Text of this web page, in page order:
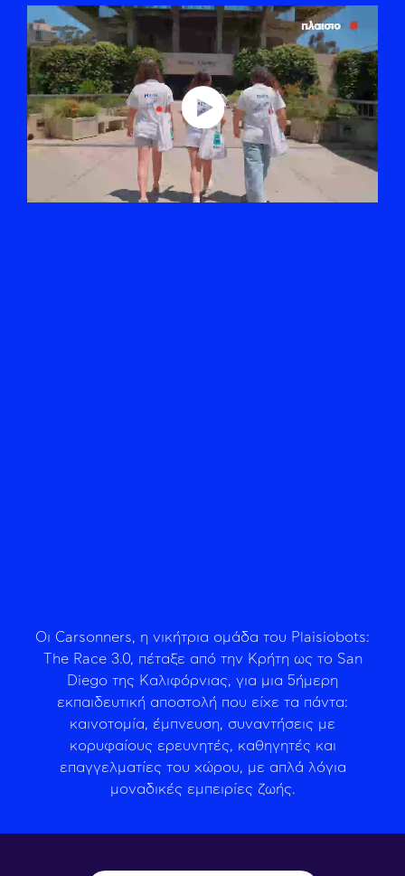
Οι Carsonners, η νικήτρια ομάδα του Plaisiobots:
The Race 3.0, πέταξε από την Κρήτη ως το San
Diego της Καλιφόρνιας, για μια 5ήμερη
εκπαιδευτική αποστολή που είχε τα πάντα:
καινοτομία, έμπνευση, συναντήσεις με
κορυφαίους ερευνητές, καθηγητές και
επαγγελματίες του χώρου, με απλά λόγια
μοναδικές εμπειρίες ζωής.